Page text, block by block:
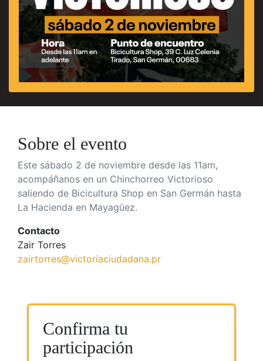
Sobre el evento
Este sábado 2 de noviembre desde las 11am,
acompáñanos en un Chinchorreo Victorioso
saliendo de Bicicultura Shop en San Germán hasta
La Hacienda en Mayagüez.
Contacto
Zair Torres
zairtorres@victoriaciudadana.pr
Confirma tu
participación